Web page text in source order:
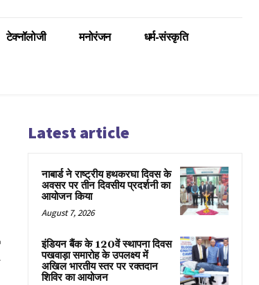
टेक्नॉलोजी मनोरंजन धर्म-संस्कृति
Latest article
नाबार्ड ने राष्ट्रीय हथकरघा दिवस के
अवसर पर तीन दिवसीय प्रदर्शनी का
आयोजन किया
August 7, 2026
इंडियन बैंक के 120वें स्थापना दिवस
पखवाड़ा समारोह के उपलक्ष्य में
अखिल भारतीय स्तर पर रक्तदान
शिविर का आयोजन